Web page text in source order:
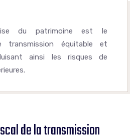
du patrimoine est le
transmission équitable et
ainsi les risques de
de la transmission